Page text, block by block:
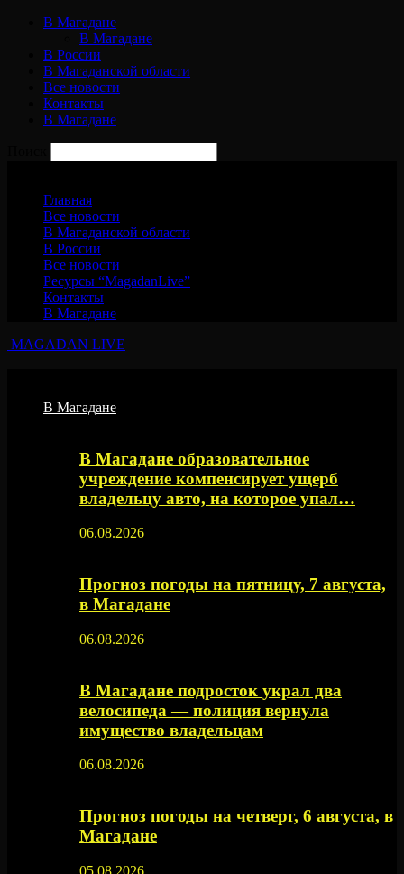
В Магадане
В Магадане
В России
В Магаданской области
Все новости
Контакты
В Магадане
Главная
Все новости
В Магаданской области
В России
Все новости
Ресурсы “MagadanLive”
Контакты
В Магадане
MAGADAN LIVE
В Магадане
В Магадане образовательное
учреждение компенсирует ущерб
владельцу авто, на которое упал…
06.08.2026
Прогноз погоды на пятницу, 7 августа,
в Магадане
06.08.2026
В Магадане подросток украл два
велосипеда — полиция вернула
имущество владельцам
06.08.2026
Прогноз погоды на четверг, 6 августа, в
Магадане
05.08.2026